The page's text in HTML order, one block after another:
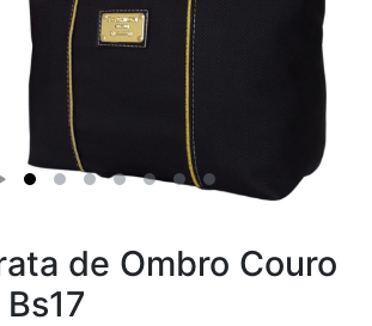
de Ombro Couro